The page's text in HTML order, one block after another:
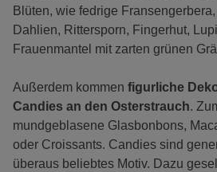
Blüten, wie fedrige
Dahlien, Rittersporn, Fingerhut,
Frauenmantel mit zarten grünen
Außerdem kommen figurliche
Candies an den Osterstrauch.
mundgeblasene Glasbonbons,
oder Croissants. Candies sind
überaus beliebtes Motiv. Dazu